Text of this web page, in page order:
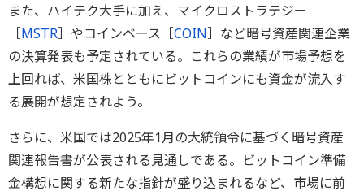
また、ハイテク大手に加え、マイクロストラテジー
［MSTR］やコインベース［COIN］など暗号資産関連企業
の決算発表も予定されている。これらの業績が市場予想を
上回れば、米国株とともにビットコインにも資金が流入す
る展開が想定されよう。
さらに、米国では2025年1月の大統領令に基づく暗号資産
関連報告書が公表される見通しである。ビットコイン準備
金構想に関する新たな指針が盛り込まれるなど、市場に前